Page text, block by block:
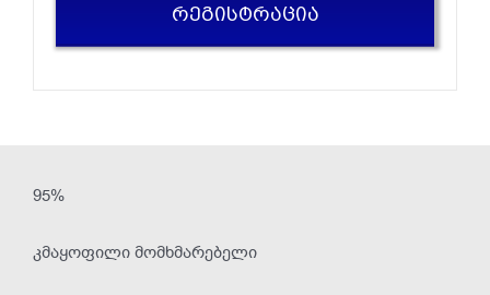
ᲠᲔᲒᲘᲡᲢᲠᲐᲪᲘᲐ
95%
კმაყოფილი მომხმარებელი